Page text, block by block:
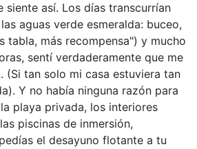
siente así. Los días transcurrían
aguas verde esmeralda: buceo,
tabla, más recompensa") y mucho
sentí verdaderamente que me
(Si tan solo mi casa estuviera tan
Y no había ninguna razón para
playa privada, los interiores
piscinas de inmersión,
el desayuno flotante a tu